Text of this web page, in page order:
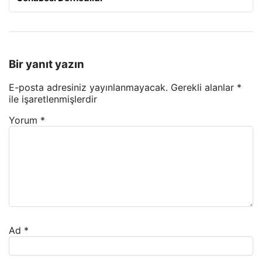
Bir yanıt yazın
E-posta adresiniz yayınlanmayacak. Gerekli alanlar *
ile işaretlenmişlerdir
Yorum *
Ad *